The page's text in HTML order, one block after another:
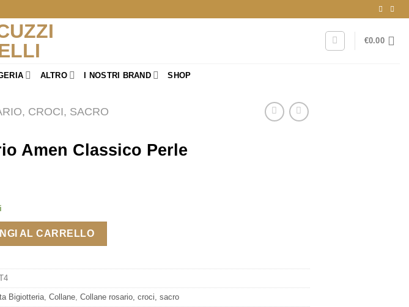
€0.00
ALTRO I NOSTRI BRAND SHOP
CROCI, SACRO
Amen Classico Perle
AL CARRELLO
Bigiotteria, Collane, Collane rosario, croci, sacro